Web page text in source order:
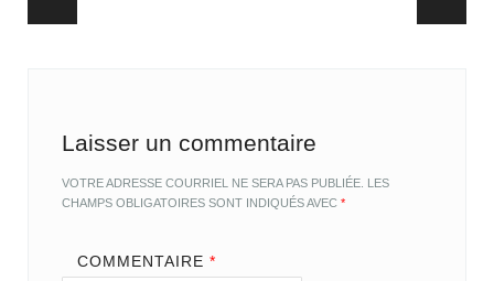
Post navigation
Laisser un commentaire
VOTRE ADRESSE COURRIEL NE SERA PAS PUBLIÉE. LES
CHAMPS OBLIGATOIRES SONT INDIQUÉS AVEC*
COMMENTAIRE *